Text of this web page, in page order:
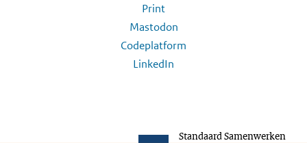
Print
Mastodon
Codeplatform
LinkedIn
Standaard Samenwerken